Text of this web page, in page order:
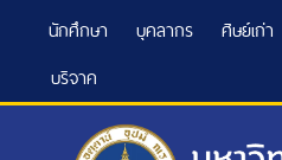
นักศึกษา บุคลากร ศิษย์เก่า
บริจาค